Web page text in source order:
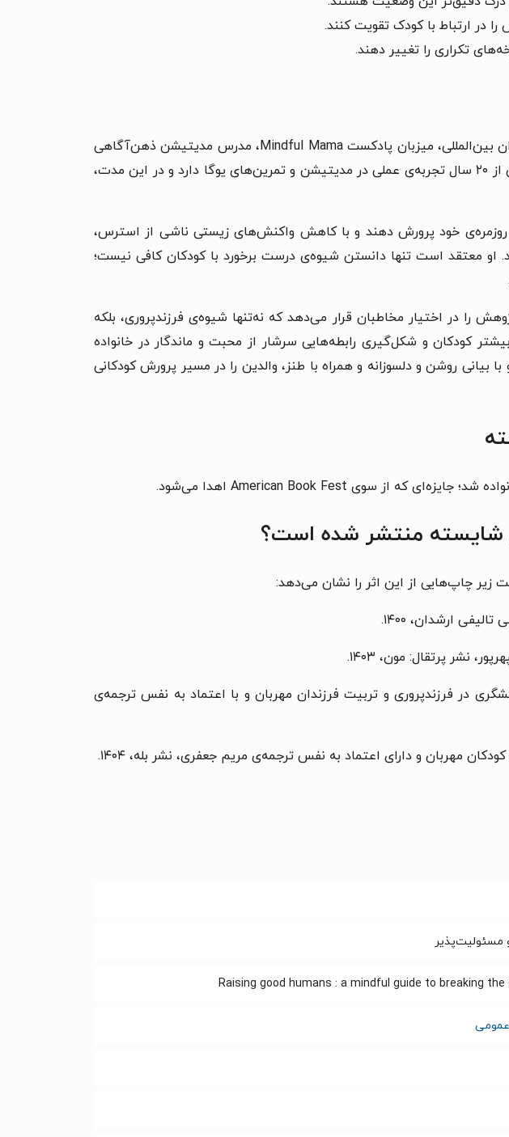
در ارتباط با کودک تقویت کنند.
تکراری را تغییر دهند.
با مدرک MSAE، مربی ذهن‌آگاهی، کوچ، سخنران بین‌المللی، میزبان پادکست Mindful Mama، مدرس مدیتیشن ذهن‌آگاهی
و خالق دوره‌ی آنلاین Mindful Parenting و برنامه‌ی آموزش مربیان این حوزه است. او بیش از ۲۰ سال تجربه‌ی عملی در مدیتیشن و تمرین‌های یوگا دارد و در این مدت،
روزمره‌ی خود پرورش دهند و با کاهش واکنش‌های زیستی ناشی از استرس،
معتقد است تنها دانستن شیوه‌ی درست برخورد با کودکان کافی نیست؛
را در اختیار مخاطبان قرار می‌دهد که نه‌تنها شیوه‌ی فرزندپروری، بلکه
کودکان و شکل‌گیری رابطه‌هایی سرشار از محبت و ماندگار در خانواده
بیانی روشن و دلسوزانه و همراه با طنز، والدین را در مسیر پرورش کودکانی
شایسته منتشر شده است؟
زیر چاپ‌هایی از این اثر را نشان می‌دهد:
نشر پرتقال: مون‏‫، ۱۴۰۳.‬
در فرزندپروری و تربیت فرزندان مهربان و با اعتماد به نفس ترجمه‌ی
مهربان و دارای اعتماد به ‌نفس ترجمه‌ی مریم جعفری، نشر بله، ‏‫۱۴۰۴.‬‬
مسئولیت‌پذیر
Raising good humans : a mindful guide to breaking